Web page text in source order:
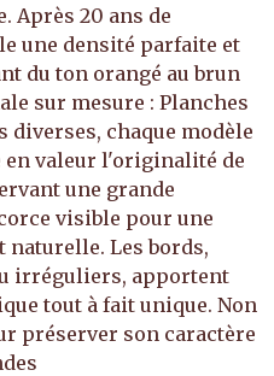
Après 20 ans de
une densité parfaite et
du ton orangé au brun
sur mesure : Planches
diverses, chaque modèle
en valeur l'originalité de
une grande
visible pour une
Les bords,
irréguliers, apportent
tout à fait unique. Non
préserver son caractère